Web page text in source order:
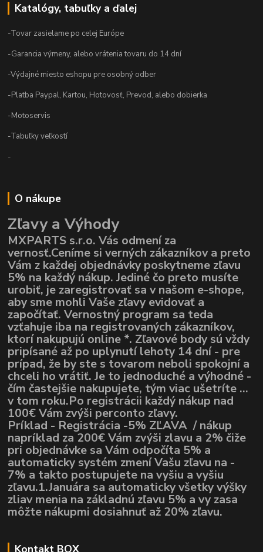
Katalógy, tabuľky a ďalej
-Tovar zasielame po celej Európe
-Garancia výmeny, alebo vrátenia tovaru do 14 dní
-Výdajné miesto eshopu pre osobný odber
-Platba Paypal, Kartou, Hotovosť, Prevod, alebo dobierka
-Motoservis
-Tabuľky veľkostí
-
O nákupe
Zľavy a Výhody
MXPARTS s.r.o. Vás odmení za
vernosť.Ceníme si verných zákazníkov a preto
Vám z každej objednávky poskytneme zľavu
5% na každý nákup. Jediné čo preto musíte
urobiť, je zaregistrovať sa v našom e-shope,
aby sme mohli Vaše zľavy evidovať a
započítať. Vernostný program sa teda
vzťahuje iba na registrovaných zákazníkov,
ktorí nakupujú online *. Zľavové body sú vždy
pripísané až po uplynutí lehoty 14 dní - pre
prípad, že by ste s tovarom neboli spokojní a
chceli ho vrátiť. Je to jednoduché a výhodné -
čím častejšie nakupujete, tým viac ušetríte ...
v tom roku.Po registrácii každý nákup nad
100€ Vám zvýši perconto zľavy.
Príklad - Registrácia -5% ZĽAVA / nákup
napríklad za 200€ Vám zvýši zlavu a 2% čiže
pri objednávke sa Vám odpočíta 5% a
automaticky systém zmení Vašu zľavu na -
7% a takto postupujete na vyšiu a vyšiu
zľavu.1.Januára sa automaticky všetky výšky
zliav menia na základnú zľavu 5% a vy zasa
môžte nákupmi dosiahnuť až 20% zľavu.
Kontakt BOX